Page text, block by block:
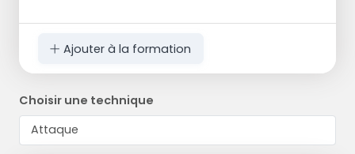
Ajouter à la formation
Choisir une technique